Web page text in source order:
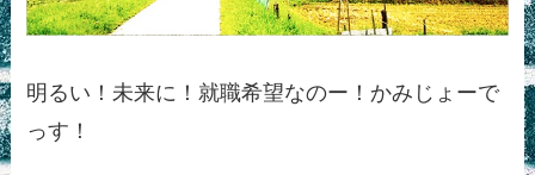
明るい！未来に！就職希望なのー！かみじょーで
っす！